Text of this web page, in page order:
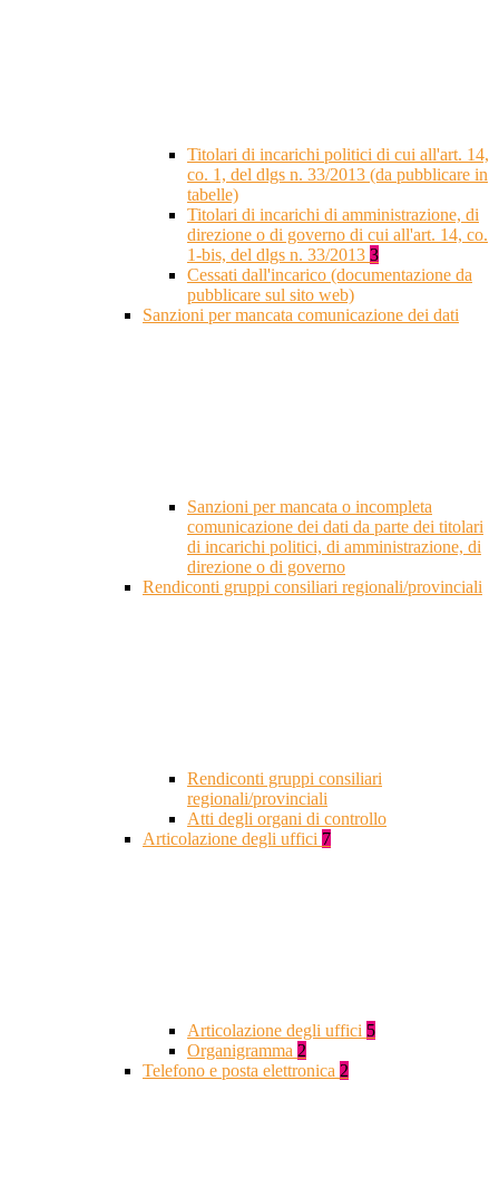
Titolari di incarichi politici di cui all'art. 14,
co. 1, del dlgs n. 33/2013 (da pubblicare in
tabelle)
Titolari di incarichi di amministrazione, di
direzione o di governo di cui all'art. 14, co.
1-bis, del dlgs n. 33/2013 3
Cessati dall'incarico (documentazione da
pubblicare sul sito web)
Sanzioni per mancata comunicazione dei dati
Sanzioni per mancata o incompleta
comunicazione dei dati da parte dei titolari
di incarichi politici, di amministrazione, di
direzione o di governo
Rendiconti gruppi consiliari regionali/provinciali
Rendiconti gruppi consiliari
regionali/provinciali
Atti degli organi di controllo
Articolazione degli uffici 7
Articolazione degli uffici 5
Organigramma 2
Telefono e posta elettronica 2